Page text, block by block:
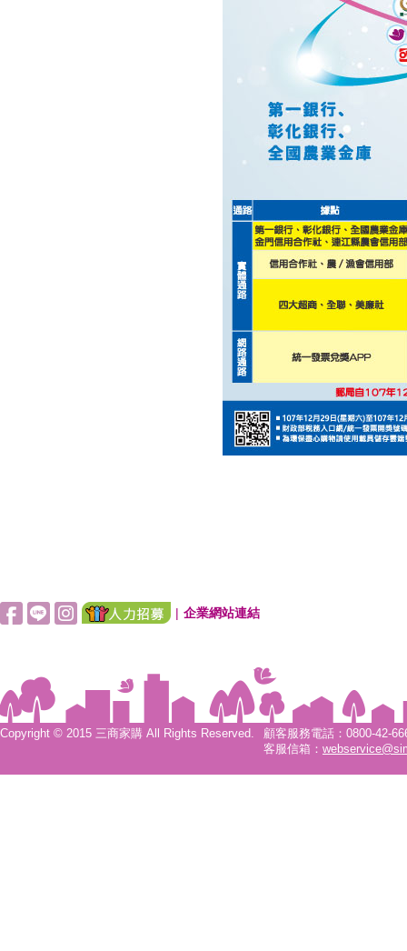
| 企業網站連結
Copyright © 2015 三商家購 All Rights Reserved.
顧客服務電話：0800-42-
客服信箱：